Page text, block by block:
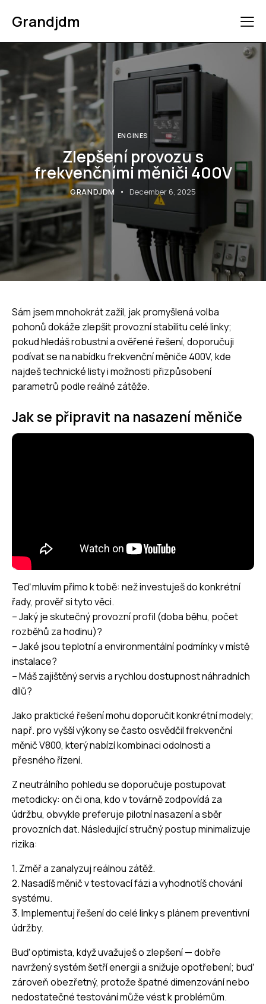
Grandjdm
ENGINES
Zlepšení provozu s
frekvenčními měniči 400V
GRANDJDM December 6, 2025
Sám jsem mnohokrát zažil, jak promyšlená volba
pohonů dokáže zlepšit provozní stabilitu celé linky;
pokud hledáš robustní a ověřené řešení, doporučuji
podívat se na nabídkufrekvenční měniče 400V, kde
najdeš technické listy i možnosti přizpůsobení
parametrů podle reálné zátěže.
Jak se připravit na nasazení měniče
Teď mluvím přímo k tobě: než investuješ do konkrétní
řady, prověř si tyto věci.
– Jaký je skutečný provozní profil (doba běhu, počet
rozběhů za hodinu)?
– Jaké jsou teplotní a environmentální podmínky v místě
instalace?
– Máš zajištěný servis a rychlou dostupnost náhradních
dílů?
Jako praktické řešení mohu doporučit konkrétní modely;
např. pro vyšší výkony se často osvědčilfrekvenční
měnič V800, který nabízí kombinaci odolnosti a
přesného řízení.
Z neutrálního pohledu se doporučuje postupovat
metodicky: on či ona, kdo v továrně zodpovídá za
údržbu, obvykle preferuje pilotní nasazení a sběr
provozních dat. Následující stručný postup minimalizuje
rizika:
1. Změř a zanalyzuj reálnou zátěž.
2. Nasadíš měnič v testovací fázi a vyhodnotíš chování
systému.
3. Implementuj řešení do celé linky s plánem preventivní
údržby.
Buď optimista, když uvažuješ o zlepšení — dobře
navržený systém šetří energii a snižuje opotřebení; buď
zároveň obezřetný, protože špatné dimenzování nebo
nedostatečné testování může vést k problémům.